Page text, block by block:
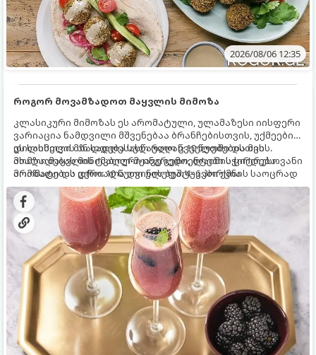
2026/08/06 12:35
როგორ მოვამზადოთ მაყვლის მიმოზა
კლასიკური მიმოზას ეს არომატული, ულამაზესი იისფერი
ვარიაცია ნამდვილი მშვენებაა ბრანჩებისთვის, უქმეების
დილისთვის ან სადღესასწაულო წვეულებებისთვის.
ახალი მაყვლის ტკბილ-მჟავე გემო, ლაიმის ციტრუსოვანი
არომატი და ცქრიალა ღვინის ბუშტუკები ქმნის საოცრად
დახვეწილ და მაგრილებელ კოქტეილს.
ეს სასმელი მზადდება სულ რაღაც 10 წუთში და მის
მომზადებას მინიმალური ინგრედიენტები სჭირდება.
მომზადების დრო: 10 წუთი ულუფა: 4–6 პორცია